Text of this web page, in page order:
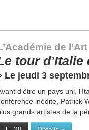
de
tour
Le jeudi 3
d’être un pays uni,
inédite, Patrick
grands artistes de la